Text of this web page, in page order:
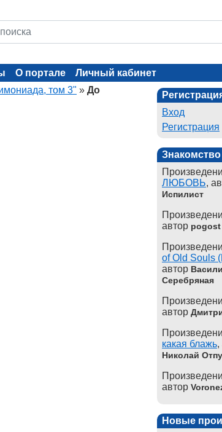
О портале
Личный кабинет
том 3" » До
Вход
Регистрация
ЛЮБОВЬ,
Испилист
автор pogost
of Old Souls
автор
Серебряная
автор
какая блажь,
Николай
автор
Новые